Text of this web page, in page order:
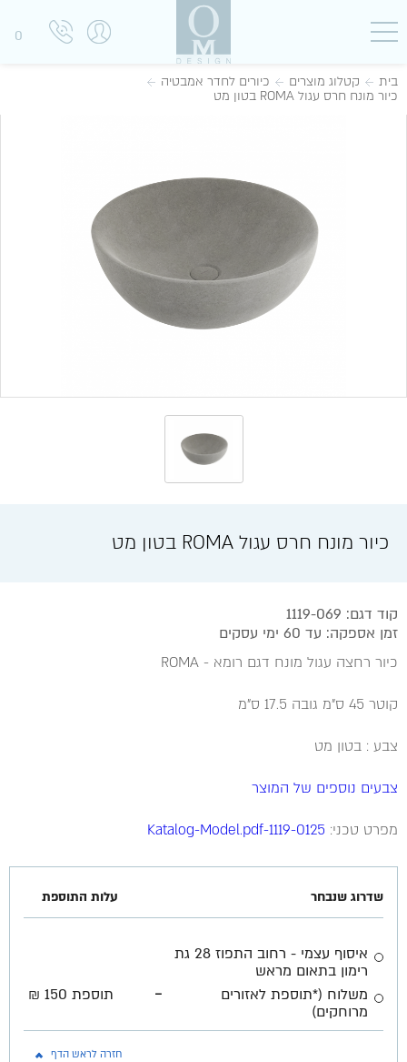
0
בית קטלוג מוצרים
כיורים לחדר אמבטיה
כיור מונח חרס עגול ROMA בטון מט
כיור מונח חרס עגול ROMA בטון מט
קוד דגם: 1119-069
זמן אספקה: עד 60 ימי עסקים
כיור רחצה עגול מונח דגם רומא - ROMA
קוטר 45 ס"מ גובה 17.5 ס"מ
צבע : בטון מט
צבעים נוספים של המוצר
מפרט טכני: 1119-0125-Katalog-Model.pdf
שדרוג שנבחר עלות התוספת
איסוף עצמי - רחוב התפוז 28 גת
רימון בתאום מראש
משלוח (*תוספת לאזורים
מרוחקים)
- תוספת 150 ₪
חזרה לראש הדף